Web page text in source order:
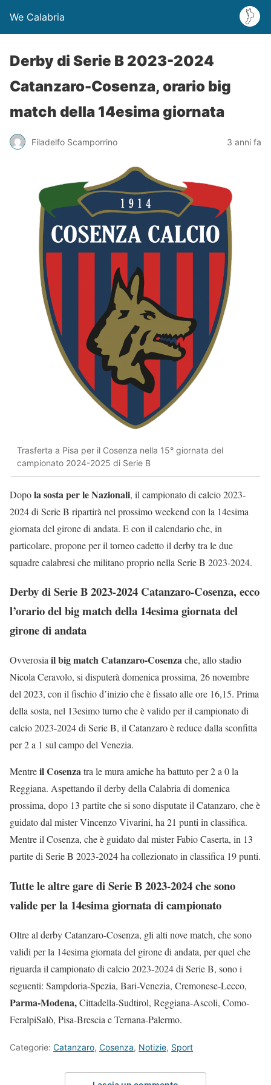
We Calabria
Derby di Serie B 2023-2024
Catanzaro-Cosenza, orario big
match della 14esima giornata
Filadelfo Scamporrino 3 anni fa
Trasferta a Pisa per il Cosenza nella 15° giornata del
campionato 2024-2025 di Serie B
Dopola sosta per le Nazionali, il campionato di calcio 2023-
2024 di Serie B ripartirà nel prossimo weekend con la 14esima
giornata del girone di andata. E con il calendario che, in
particolare, propone per il torneo cadetto il derby tra le due
squadre calabresi che militano proprio nella Serie B 2023-2024.
Derby di Serie B 2023-2024 Catanzaro-Cosenza, ecco
l’orario del big match della 14esima giornata del
girone di andata
Ovverosia il big match Catanzaro-Cosenzache, allo stadio
Nicola Ceravolo, si disputerà domenica prossima, 26 novembre
del 2023, con il fischio d’inizio che è fissato alle ore 16,15. Prima
della sosta, nel 13esimo turno che è valido per il campionato di
calcio 2023-2024 di Serie B, il Catanzaro è reduce dalla sconfitta
per 2 a 1 sul campo del Venezia.
Mentreil Cosenzatra le mura amiche ha battuto per 2 a 0 la
Reggiana. Aspettando il derby della Calabria di domenica
prossima, dopo 13 partite che si sono disputate il Catanzaro, che è
guidato dal mister Vincenzo Vivarini, ha 21 punti in classifica.
Mentre il Cosenza, che è guidato dal mister Fabio Caserta, in 13
partite di Serie B 2023-2024 ha collezionato in classifica 19 punti.
Tutte le altre gare di Serie B 2023-2024 che sono
valide per la 14esima giornata di campionato
Oltre al derby Catanzaro-Cosenza, gli alti nove match, che sono
validi per la 14esima giornata del girone di andata, per quel che
riguarda il campionato di calcio 2023-2024 di Serie B, sono i
seguenti: Sampdoria-Spezia, Bari-Venezia, Cremonese-Lecco,
Parma-Modena,Cittadella-Sudtirol, Reggiana-Ascoli, Como-
FeralpiSalò, Pisa-Brescia e Ternana-Palermo.
Categorie: Catanzaro, Cosenza, Notizie, Sport